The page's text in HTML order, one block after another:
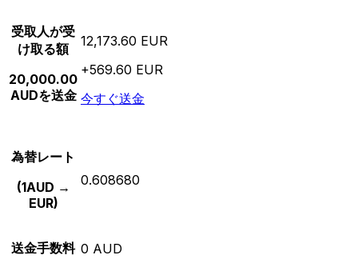
受取人が受
け取る額
20,000.00
AUDを送金
12,173.60 EUR
+569.60 EUR
今すぐ送金
為替レート
(1AUD →
EUR)
0.608680
送金手数料 0 AUD